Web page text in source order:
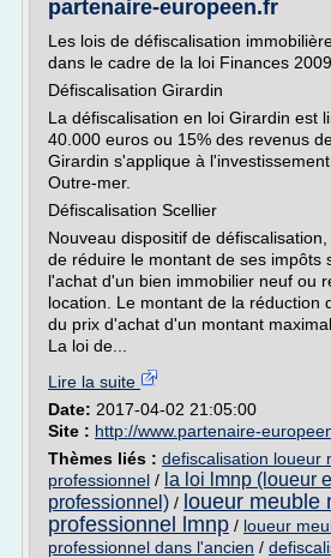
partenaire-europeen.fr
Les lois de défiscalisation
dans le cadre de la loi Finances 2009
Défiscalisation Girardin
La défiscalisation en loi Girardin est
40.000 euros ou 15% des revenus
Girardin s'applique à
Outre-mer.
Défiscalisation Scellier
Nouveau dispositif de
de réduire le montant de ses impôts
l'achat d'un bien immobilier neuf ou
location. Le montant de la réduction
du prix d'achat d'un montant
La loi de...
Lire la suite
Date: 2017-04-02 21:05:00
Site : http://www.partenaire-
Thèmes liés : defiscalisation loueur
professionnel / la loi lmnp (loueur
professionnel) / loueur meuble
professionnel lmnp / loueur
professionnel dans l'ancien /